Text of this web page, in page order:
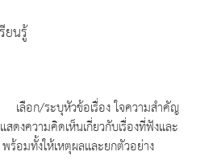
ยนรู้
วัด
บุหัวข้อเรื่อง ใจความสำคัญ
ดงความคิดเห็นเกี่ยวกับเรื่องที่ฟังและ
อมทั้งให้เหตุผลและยกตัวอย่าง